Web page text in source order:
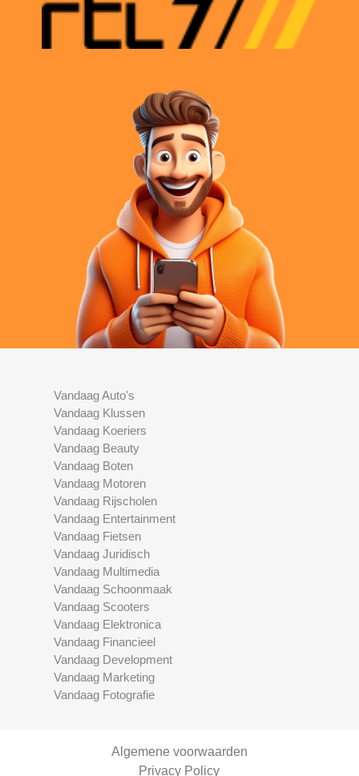
Vandaag Auto's
Vandaag Klussen
Vandaag Koeriers
Vandaag Beauty
Vandaag Boten
Vandaag Motoren
Vandaag Rijscholen
Vandaag Entertainment
Vandaag Fietsen
Vandaag Juridisch
Vandaag Multimedia
Vandaag Schoonmaak
Vandaag Scooters
Vandaag Elektronica
Vandaag Financieel
Vandaag Development
Vandaag Marketing
Vandaag Fotografie
Algemene voorwaarden
Privacy Policy